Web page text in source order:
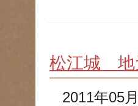
松江城 地
2011年05